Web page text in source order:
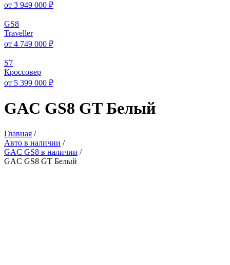
от 3 949 000 ₽
GS8
Traveller
от 4 749 000 ₽
S7
Кроссовер
от 5 399 000 ₽
GAC GS8 GT Белый
Главная /
Авто в наличии /
GAC GS8 в наличии /
GAC GS8 GT Белый